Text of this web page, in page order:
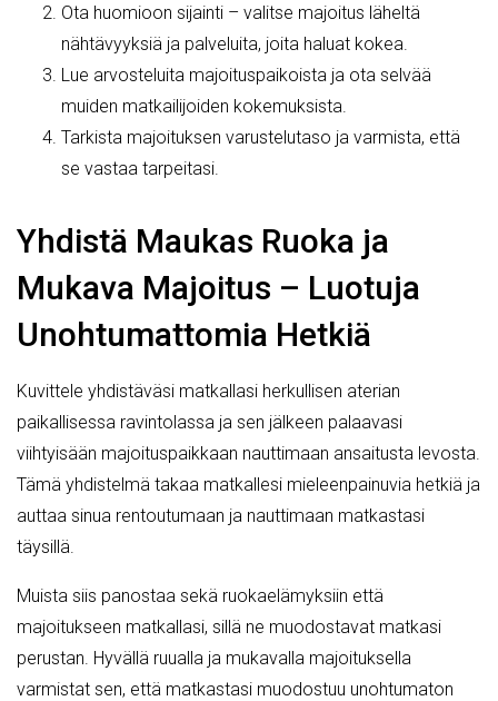
Ota huomioon sijainti – valitse majoitus läheltä
nähtävyyksiä ja palveluita, joita haluat kokea.
Lue arvosteluita majoituspaikoista ja ota selvää
muiden matkailijoiden kokemuksista.
Tarkista majoituksen varustelutaso ja varmista, että
se vastaa tarpeitasi.
Yhdistä Maukas Ruoka ja
Mukava Majoitus – Luotuja
Unohtumattomia Hetkiä
Kuvittele yhdistäväsi matkallasi herkullisen aterian
paikallisessa ravintolassa ja sen jälkeen palaavasi
viihtyisään majoituspaikkaan nauttimaan ansaitusta levosta.
Tämä yhdistelmä takaa matkallesi mieleenpainuvia hetkiä ja
auttaa sinua rentoutumaan ja nauttimaan matkastasi
täysillä.
Muista siis panostaa sekä ruokaelämyksiin että
majoitukseen matkallasi, sillä ne muodostavat matkasi
perustan. Hyvällä ruualla ja mukavalla majoituksella
varmistat sen, että matkastasi muodostuu unohtumaton